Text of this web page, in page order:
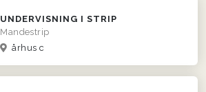
UNDERVISNING I STRIP
Mandestrip
århus c